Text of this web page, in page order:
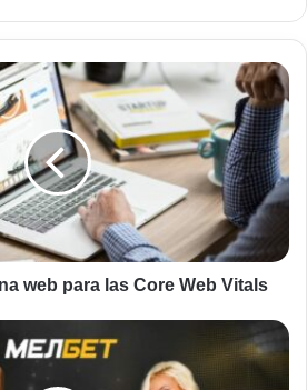
web para las Core Web Vitals